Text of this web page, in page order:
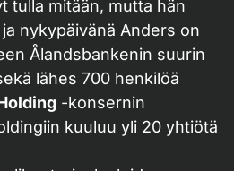
tulla mitään, mutta hän
nykypäivänä Anders on
Ålandsbankenin suurin
lähes 700 henkilöä
-konsernin
kuuluu yli 20 yhtiötä